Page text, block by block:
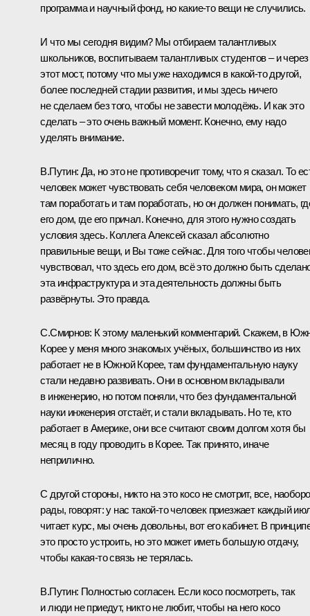
программа и научный фонд, но какие‑то вещи не случились.
И что мы сегодня видим? Мы отбираем талантливых
школьников, воспитываем талантливых студентов – и через
этот мост, потому что мы уже находимся в какой‑то другой,
более последней стадии развития, и мы здесь ничего
не сделаем без того, чтобы не завести молодёжь. И как это
сделать – это очень важный момент. Конечно, ему надо
уделять внимание.
В.Путин: Да, но это не противоречит тому, что я сказал. То
человек может чувствовать себя человеком мира, он может
там поработать и там поработать, но он должен понимать,
его дом, где его причал. Конечно, для этого нужно создать
условия здесь. Коллега Алексей сказал абсолютно
правильные вещи, и Вы тоже сейчас. Для того чтобы
чувствовал, что здесь его дом, всё это должно быть
эта инфраструктура и эта деятельность должны быть
развёрнуты. Это правда.
С.Смирнов: К этому маленький комментарий. Скажем, в
Корее у меня много знакомых учёных, большинство из них
работает не в Южной Корее, там фундаментальную науку
стали недавно развивать. Они в основном вкладывали
в инженерию, но потом поняли, что без фундаментальной
науки инженерия отстаёт, и стали вкладывать. Но те, кто
работает в Америке, они все считают своим долгом хотя бы
месяц в году проводить в Корее. Так принято, иначе
неприлично.
С другой стороны, никто на это косо не смотрит, все,
рады, говорят: у нас такой‑то человек приезжает каждый
читает курс, мы очень довольны, вот его кабинет. В
это просто устроить, но это может иметь большую отдачу,
чтобы какая‑то связь не терялась.
В.Путин: Полностью согласен. Если косо посмотреть, так
и люди не приедут, никто не любит, чтобы на него косо